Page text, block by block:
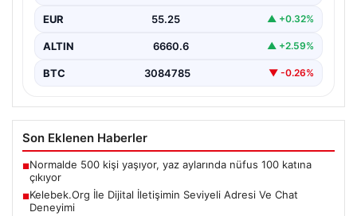
EUR 55.25 ▲ +0.32%
ALTIN 6660.6 ▲ +2.59%
BTC 3084785 ▼ -0.26%
Son Eklenen Haberler
■Normalde 500 kişi yaşıyor, yaz aylarında nüfus 100 katına
çıkıyor
■Kelebek.Org İle Dijital İletişimin Seviyeli Adresi Ve Chat
Deneyimi